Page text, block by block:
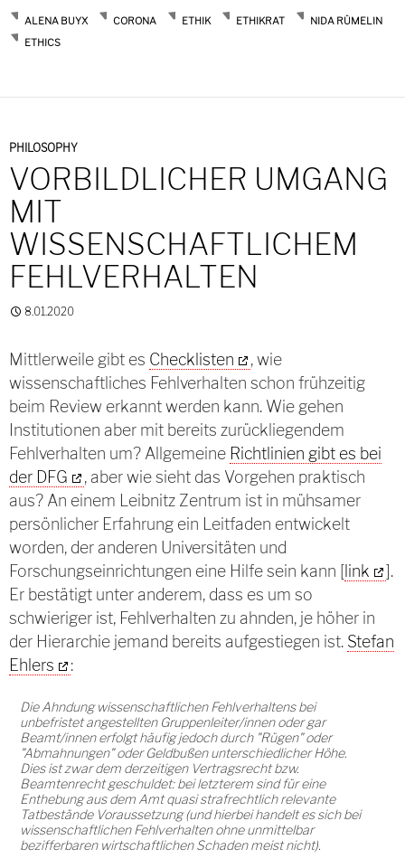
ALENA BUYX CORONA ETHIK ETHIKRAT
NIDA RÜMELIN
ETHICS
PHILOSOPHY
VORBILDLICHER UMGANG
MIT
WISSENSCHAFTLICHEM
FEHLVERHALTEN
8.01.2020
Mittlerweile gibt es Checklisten
, wie
wissenschaftliches Fehlverhalten schon frühzeitig
beim Review erkannt werden kann. Wie gehen
Institutionen aber mit bereits zurückliegendem
Fehlverhalten um? Allgemeine Richtlinien gibt es bei
der DFG
, aber wie sieht das Vorgehen praktisch
aus? An einem Leibnitz Zentrum ist in mühsamer
persönlicher Erfahrung ein Leitfaden entwickelt
worden, der anderen Universitäten und
Forschungseinrichtungen eine Hilfe sein kann [ link
].
Er bestätigt unter anderem, dass es um so
schwieriger ist, Fehlverhalten zu ahnden, je höher in
der Hierarchie jemand bereits aufgestiegen ist. Stefan
Ehlers
:
Die Ahndung wissenschaftlichen Fehlverhaltens bei
unbefristet angestellten Gruppenleiter/innen oder gar
Beamt/innen erfolgt häufig jedoch durch "Rügen" oder
"Abmahnungen" oder Geldbußen unterschiedlicher Höhe.
Dies ist zwar dem derzeitigen Vertragsrecht bzw.
Beamtenrecht geschuldet: bei letzterem sind für eine
Enthebung aus dem Amt quasi strafrechtlich relevante
Tatbestände Voraussetzung (und hierbei handelt es sich bei
wissenschaftlichen Fehlverhalten ohne unmittelbar
bezifferbaren wirtschaftlichen Schaden meist nicht).